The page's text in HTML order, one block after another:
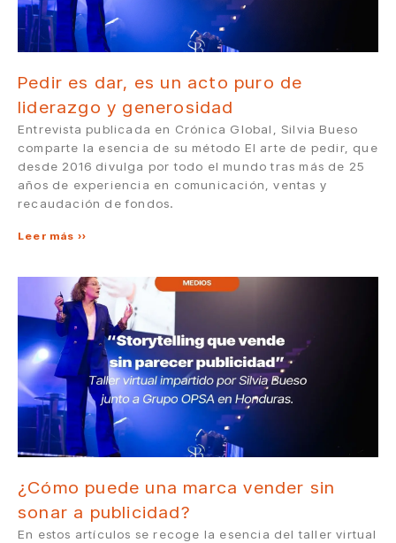
Pedir es dar, es un acto puro de
liderazgo y generosidad
Entrevista publicada en Crónica Global, Silvia Bueso
comparte la esencia de su método El arte de pedir, que
desde 2016 divulga por todo el mundo tras más de 25
años de experiencia en comunicación, ventas y
recaudación de fondos.
Leer más »
¿Cómo puede una marca vender sin
sonar a publicidad?
En estos artículos se recoge la esencia del taller virtual